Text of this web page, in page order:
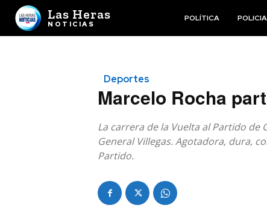
Las Heras
NOTICIAS
POLÍTICA
Deportes
Marcelo Rocha
La carrera de la Vuelta al Partido de
General Villegas. Agotadora, dura,
Partido.